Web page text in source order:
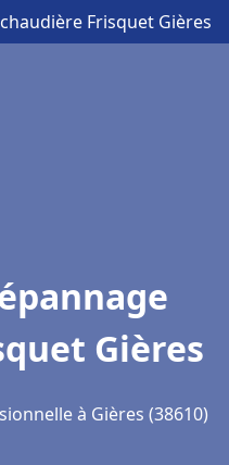
Frisquet Gières
Gières
à Gières (38610)